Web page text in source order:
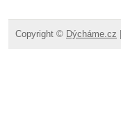
Copyright © Dýcháme.cz